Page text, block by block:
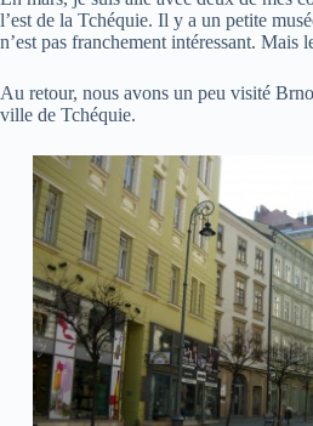
l’est de la Tchéquie. Il y a un petite
n’est pas franchement intéressant. Mais
Au retour, nous avons un peu visité
ville de Tchéquie.